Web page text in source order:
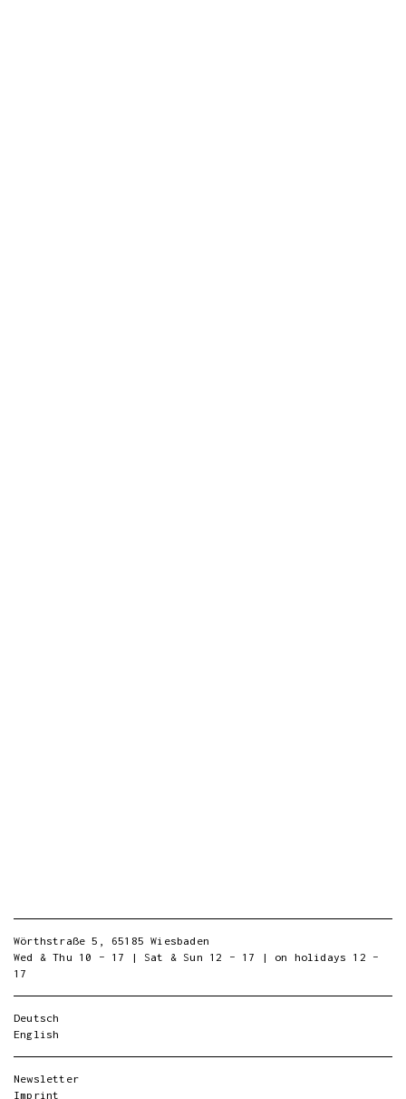
Wörthstraße 5, 65185 Wiesbaden
Wed & Thu 10 – 17 | Sat & Sun 12 – 17 | on holidays 12 –
17
Deutsch
English
Newsletter
Imprint